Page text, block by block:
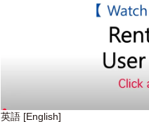
英語 [English]